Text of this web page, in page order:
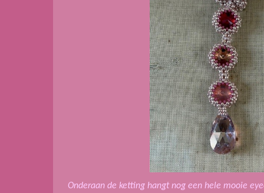
Onderaan de ketting hangt nog een hele mooie